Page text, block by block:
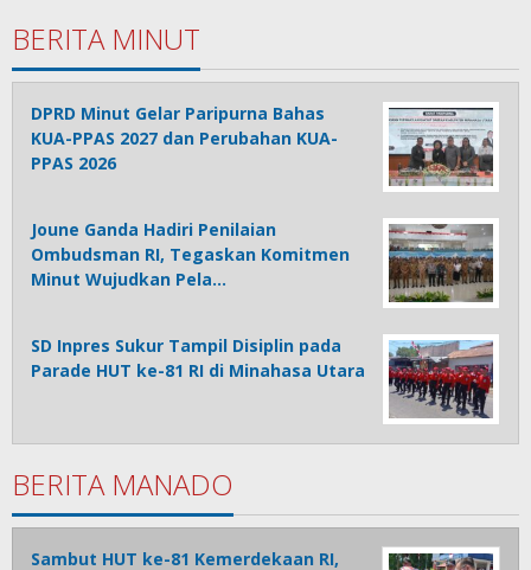
BERITA MINUT
DPRD Minut Gelar Paripurna Bahas
KUA-PPAS 2027 dan Perubahan KUA-
PPAS 2026
Joune Ganda Hadiri Penilaian
Ombudsman RI, Tegaskan Komitmen
Minut Wujudkan Pela…
SD Inpres Sukur Tampil Disiplin pada
Parade HUT ke-81 RI di Minahasa Utara
BERITA MANADO
Sambut HUT ke-81 Kemerdekaan RI,